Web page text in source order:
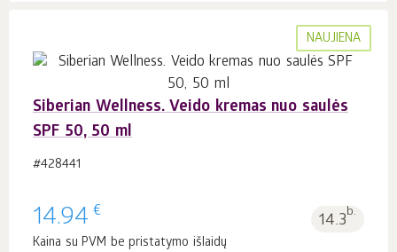
NAUJIENA
Siberian Wellness. Veido kremas nuo saulės
SPF 50, 50 ml
#428441
14.94 € 14.3b.
Kaina su PVM be pristatymo išlaidų